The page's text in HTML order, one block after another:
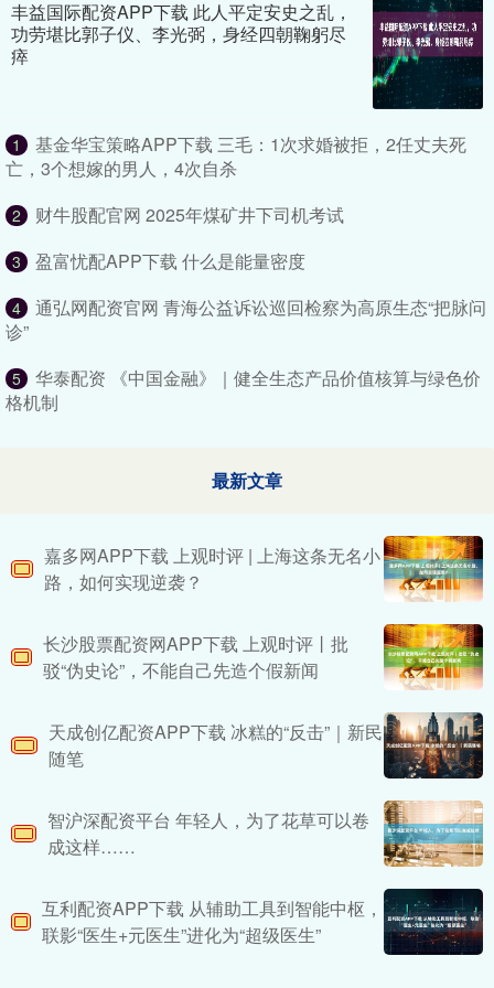
丰益国际配资APP下载 此人平定安史之乱，
功劳堪比郭子仪、李光弼，身经四朝鞠躬尽
瘁
1
基金华宝策略APP下载 三毛：1次求婚被拒，2任丈夫死
亡，3个想嫁的男人，4次自杀
2 财牛股配官网 2025年煤矿井下司机考试
3 盈富忧配APP下载 什么是能量密度
4
通弘网配资官网 青海公益诉讼巡回检察为高原生态“把脉问
诊”
5
华泰配资 《中国金融》｜健全生态产品价值核算与绿色价
格机制
最新文章
嘉多网APP下载 上观时评 | 上海这条无名小
路，如何实现逆袭？
长沙股票配资网APP下载 上观时评丨批
驳“伪史论”，不能自己先造个假新闻
天成创亿配资APP下载 冰糕的“反击”｜新民
随笔
智沪深配资平台 年轻人，为了花草可以卷
成这样……
互利配资APP下载 从辅助工具到智能中枢，
联影“医生+元医生”进化为“超级医生”